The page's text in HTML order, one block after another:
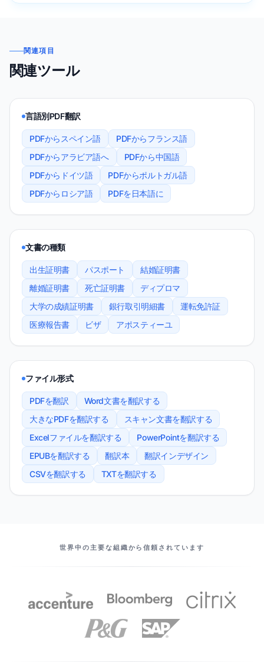
関連項目
関連ツール
言語別PDF翻訳
PDFからスペイン語
PDFからフランス語
PDFからアラビア語へ
PDFから中国語
PDFからドイツ語
PDFからポルトガル語
PDFからロシア語
PDFを日本語に
文書の種類
出生証明書 パスポート
結婚証明書
離婚証明書
死亡証明書
ディプロマ
大学の成績証明書
銀行取引明細書
運転免許証
医療報告書
ビザ アポスティーユ
ファイル形式
PDFを翻訳
Word文書を翻訳する
大きなPDFを翻訳する
スキャン文書を翻訳する
Excelファイルを翻訳する
PowerPointを翻訳する
EPUBを翻訳する
翻訳本
翻訳インデザイン
CSVを翻訳する
TXTを翻訳する
当社のパートナー世界中の主要な組織から信頼されています